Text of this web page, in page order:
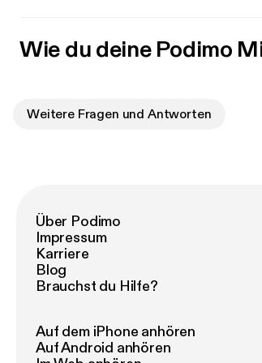
Wie du deine Podimo
Weitere Fragen und Antworten
Über Podimo
Impressum
Karriere
Blog
Brauchst du Hilfe?
Auf dem iPhone anhören
Auf Android anhören